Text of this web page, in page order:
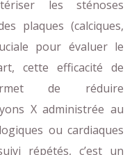
les sténoses
plaques (calciques,
pour évaluer le
cette efficacité de
de réduire
X administrée au
ou cardiaques
répétés, c’est un